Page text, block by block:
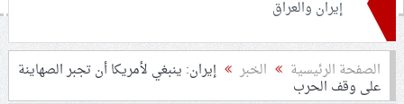
داخليّة تخدم الاحتلال
ملفّ إنسانيّ مؤلم.. الأسيرات الفلسطينيّات بين القمع
والإهمال الطبي
الصفحة الرئيسية الخبر إيران: ينبغي لأمريكا أن تجبر الصهاينة
على وقف الحرب